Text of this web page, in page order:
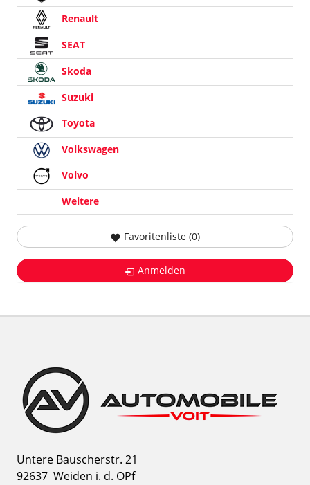
Renault
SEAT
Skoda
Suzuki
Toyota
Volkswagen
Volvo
Weitere
Favoritenliste (0)
Anmelden
Untere Bauscherstr. 21
92637 Weiden i. d. OPf